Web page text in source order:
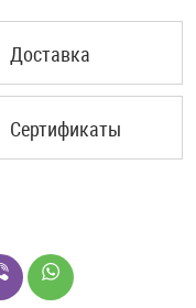
Доставка
Сертификаты